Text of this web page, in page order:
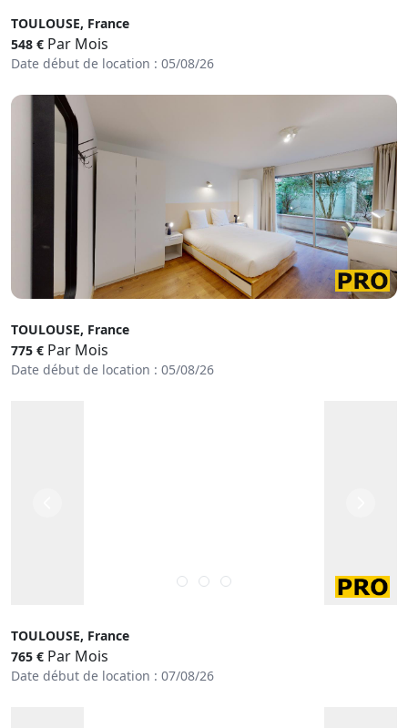
TOULOUSE, France
548 € Par Mois
Date début de location : 05/08/26
TOULOUSE, France
775 € Par Mois
Date début de location : 05/08/26
TOULOUSE, France
765 € Par Mois
Date début de location : 07/08/26